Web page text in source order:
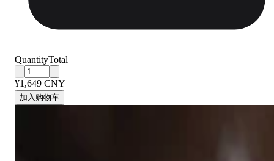
QuantityTotal
¥1,649 CNY
加入购物车